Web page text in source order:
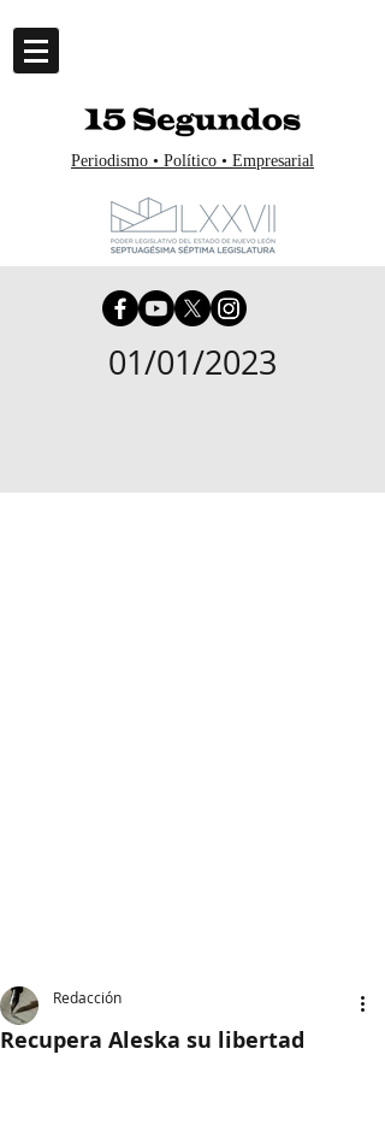
Periodismo • Político • Empresarial
01/01/2023
Recupera Aleska su libertad
Redacción